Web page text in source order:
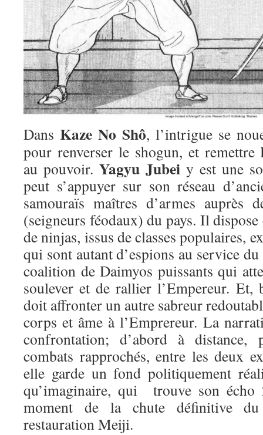
Dans Kaze No Shô, l’intrigue se
pour renverser le shogun, et remettre
au pouvoir. Yagyu Jubei y est une
peut s’appuyer sur son réseau
samouraïs maîtres d’armes auprès
(seigneurs féodaux) du pays. Il dispose
de ninjas, issus de classes populaires,
qui sont autant d’espions au service
coalition de Daimyos puissants qui
soulever et de rallier l’Empereur.
doit affronter un autre sabreur
corps et âme à l’Emprereur. La
confrontation; d’abord à
combats rapprochés, entre les deux
elle garde un fond politiquement
qu’imaginaire, qui trouve son écho
moment de la chute définitive
restauration Meiji.